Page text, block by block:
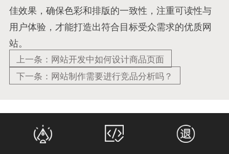
佳效果，确保色彩和排版的一致性，注重可读性与
用户体验，才能打造出符合目标受众需求的优质网
站。
上一条：网站开发中如何设计商品页面
下一条：网站制作需要进行竞品分析吗？